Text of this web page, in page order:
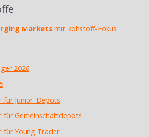
Markets mit Rohstoff-Fokus
2026
für Junior-Depots
für Gemeinschaftdepots
für Young Trader